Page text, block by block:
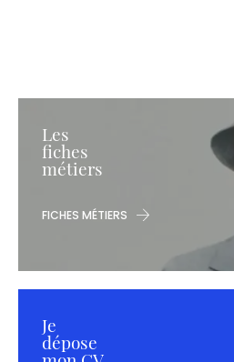
Les
fiches
métiers
FICHES MÉTIERS
Je
dépose